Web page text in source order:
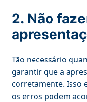
2. Não
Tão necessário
garantir que a
corretamente. Isso
os erros podem